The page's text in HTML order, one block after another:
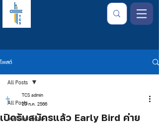
โพสต์
All Posts
จากใจเลขาธิการ
All Posts
เปิดรับสมัครแล้ว Early Bird ค่าย
TCS admin
20 ก.ค. 2566